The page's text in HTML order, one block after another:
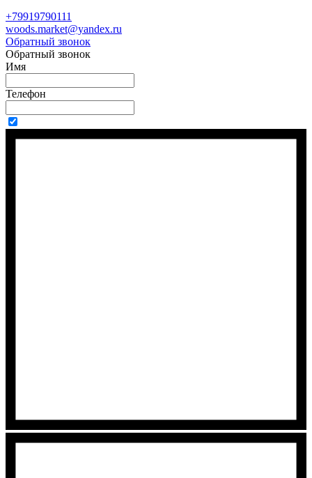
+79919790111
woods.market@yandex.ru
Обратный звонок
Обратный звонок
Имя
Телефон